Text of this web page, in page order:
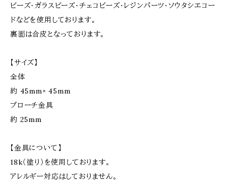
ビーズ･ガラスビーズ･チェコビーズ･レジンパーツ･ソウタシエコー
ドなどを使用しております。
裏面は合皮となっております。
【サイズ】
全体
約 45mm× 45mm
ブローチ金具
約 25mm
【金具について】
18k（塗り）を使用しております。
アレルギー対応はしておりません。